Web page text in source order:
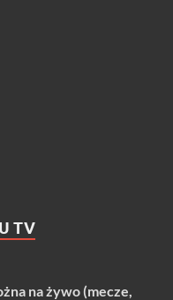
TV
na żywo (mecze,